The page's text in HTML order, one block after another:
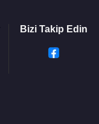
Bizi Takip Edin